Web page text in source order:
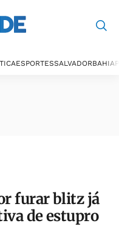
ESPORTESSALVADORBAHIA
furar blitz já
de estupro